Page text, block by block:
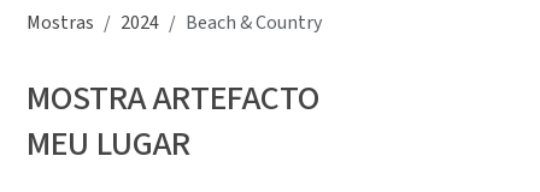
Mostras 2024 Beach & Country
MOSTRA ARTEFACTO
MEU LUGAR